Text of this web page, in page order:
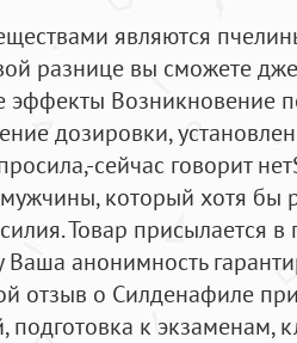
являются
разнице вы сможете
эффекты Возникновение
дозировки,
сейчас говорит
мужчины, который хотя бы
Товар присылается
анонимность
отзыв о Силденафиле
подготовка к экзаменам,